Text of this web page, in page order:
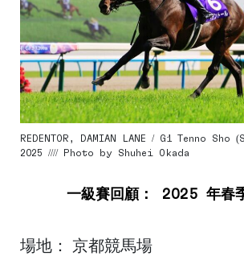
REDENTOR, DAMIAN LANE / G1 Tenno
2025 //// Photo by Shuhei Okada
一級賽回顧： 2025 年春
場地： 京都競馬場